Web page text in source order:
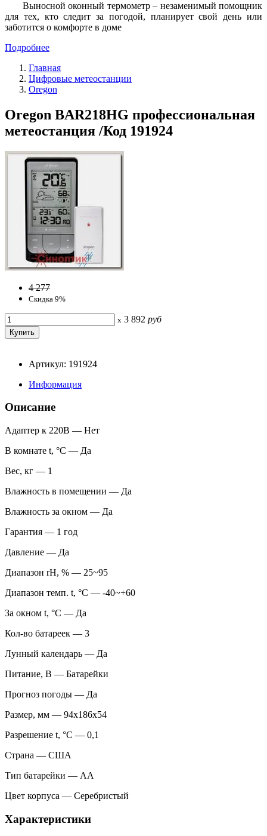
Выносной оконный термометр – незаменимый помощник
для тех, кто следит за погодой, планирует свой день или
заботится о комфорте в доме
Подробнее
Главная
Цифровые метеостанции
Oregon
Oregon BAR218HG профессиональная
метеостанция /Код 191924
4 277
Скидка 9%
x 3 892 руб
Артикул: 191924
Информация
Описание
Адаптер к 220В — Нет
В комнате t, °С — Да
Вес, кг — 1
Влажность в помещении — Да
Влажность за окном — Да
Гарантия — 1 год
Давление — Да
Диапазон rH, % — 25~95
Диапазон темп. t, °С — -40~+60
За окном t, °С — Да
Кол-во батареек — 3
Лунный календарь — Да
Питание, В — Батарейки
Прогноз погоды — Да
Размер, мм — 94x186x54
Разрешение t, °С — 0,1
Страна — США
Тип батарейки — AA
Цвет корпуса — Серебристый
Характеристики